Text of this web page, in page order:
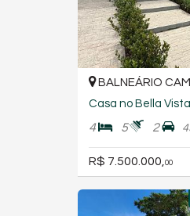
BALNEÁRIO
4 5 2
R$ 7.500.000, 00